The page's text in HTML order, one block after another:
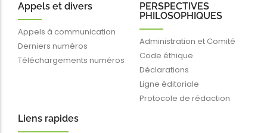
Appels et divers
Appels à communication
Derniers numéros
Téléchargements numéros
PERSPECTIVES
PHILOSOPHIQUES
Administration et Comité
Code éthique
Déclarations
Ligne éditoriale
Protocole de rédaction
Liens rapides